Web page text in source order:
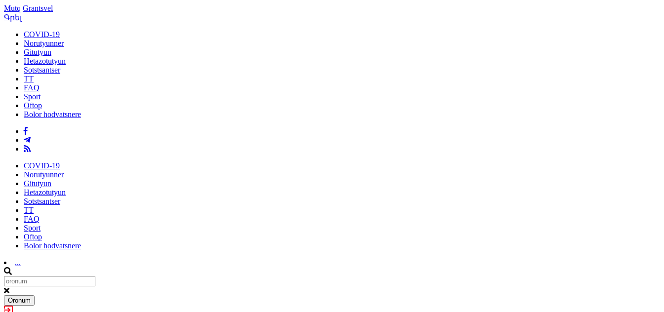
Mutq Grantsvel
Գրել
COVID-19
Norutyunner
Gitutyun
Hetazotutyun
Sotstsantser
TT
FAQ
Sport
Oftop
Bolor hodvatsnere
COVID-19
Norutyunner
Gitutyun
Hetazotutyun
Sotstsantser
TT
FAQ
Sport
Oftop
Bolor hodvatsnere
...
Oronum